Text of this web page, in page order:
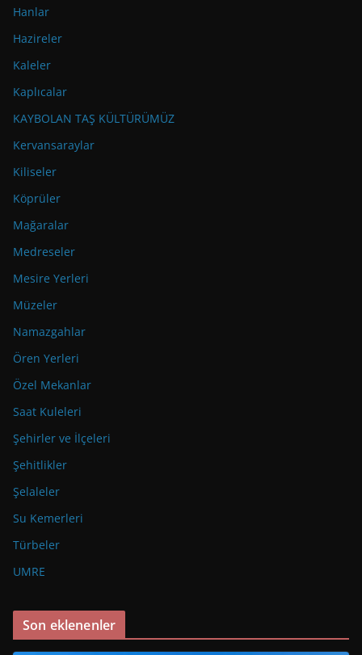
Hanlar
Hazireler
Kaleler
Kaplıcalar
KAYBOLAN TAŞ KÜLTÜRÜMÜZ
Kervansaraylar
Kiliseler
Köprüler
Mağaralar
Medreseler
Mesire Yerleri
Müzeler
Namazgahlar
Ören Yerleri
Özel Mekanlar
Saat Kuleleri
Şehirler ve İlçeleri
Şehitlikler
Şelaleler
Su Kemerleri
Türbeler
UMRE
Son eklenenler